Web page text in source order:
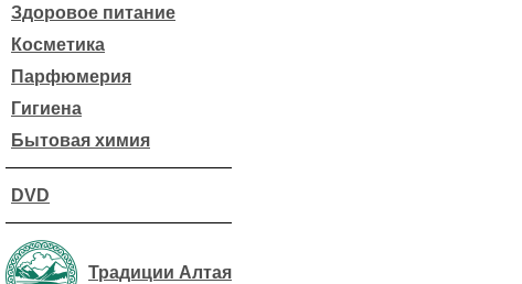
Здоровое питание
Косметика
Парфюмерия
Гигиена
Бытовая химия
DVD
Традиции Алтая